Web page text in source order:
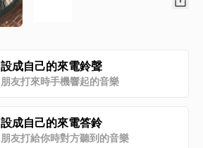
設成自己的來電鈴聲
朋友打來時手機響起的音樂
設成自己的來電答鈴
朋友打給你時對方聽到的音樂